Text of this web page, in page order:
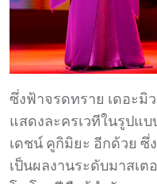
ซึ่งฟ้าจรดทราย เดอะมิ
แสดงละครเวทีในรูปแ
เดชน์ คูกิมิยะ อีกด้วย ซึ่
เป็นผลงานระดับมาสเต